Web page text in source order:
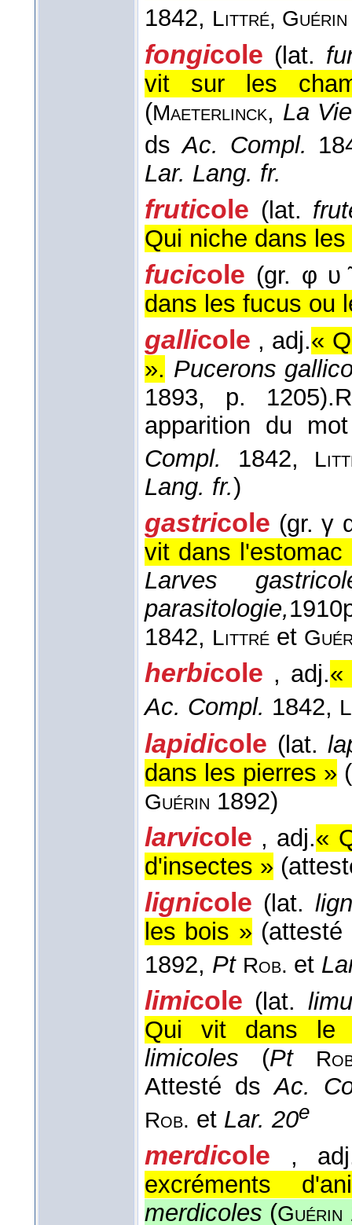
1842, Littré,
fongicole (lat.
vit sur les
(Maeterlinck, La
dsAc. Compl.
Lar. Lang. fr.
fruticole (lat.
Qui niche dans
fucicole (gr. φ υ
dans les fucus ou
gallicole , adj.«
». Pucerons
1893, p. 1205).
apparition du
Compl.
1842,
Lang. fr.)
gastricole (gr. γ
vit dans
Larves
parasitologie,1910
1842, Littré et
herbicole , adj.«
Ac. Compl. 1842,
lapidicole (lat.
dans les pierres »
Guérin 1892)
larvicole , adj.«
d'insectes »
lignicole (lat.
les bois »
1892, Pt Rob. et
limicole (lat.
Qui vit dans le
limicoles (Pt
Attesté dsAc.
Rob. et Lar. 20e
merdicole
,
excréments
merdicoles (Guérin